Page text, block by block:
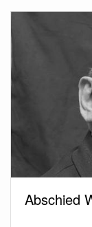
Abschied